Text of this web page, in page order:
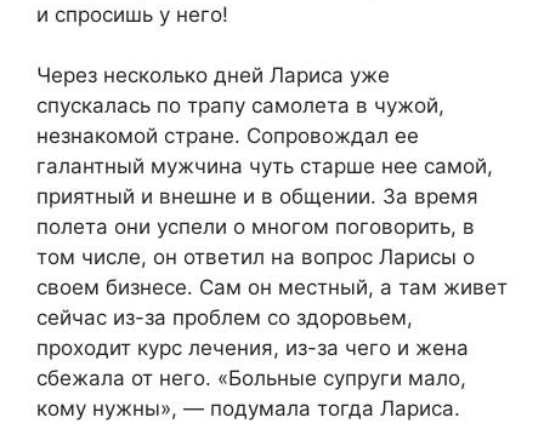
и спросишь у него!
Через несколько дней Лариса уже
спускалась по трапу самолета в чужой,
незнакомой стране. Сопровождал ее
галантный мужчина чуть старше нее самой,
приятный и внешне и в общении. За время
полета они успели о многом поговорить, в
том числе, он ответил на вопрос Ларисы о
своем бизнесе. Сам он местный, а там живет
сейчас из-за проблем со здоровьем,
проходит курс лечения, из-за чего и жена
сбежала от него. «Больные супруги мало,
кому нужны», — подумала тогда Лариса.